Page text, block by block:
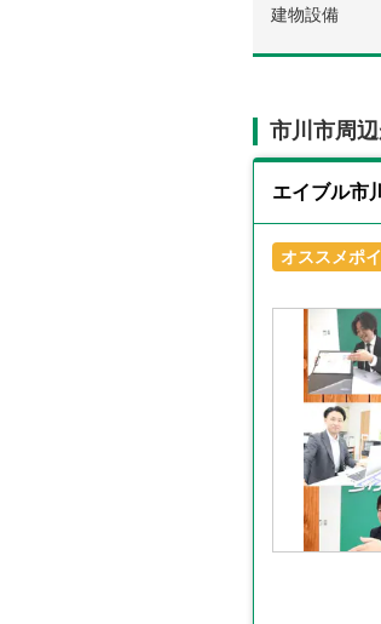
建物設備
市川市周
エイブル市
オススメポ